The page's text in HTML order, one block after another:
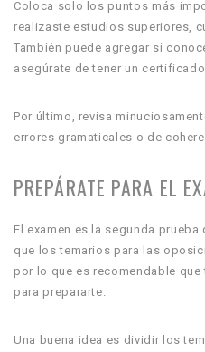
Coloca solo los puntos más
realizaste estudios superiores,
También puede agregar si
asegúrate de tener un certificado.
Por último, revisa
errores gramaticales o de
PREPÁRATE PARA EL
El examen es la segunda prueba
que los temarios para las
por lo que es recomendable
para prepararte.
Una buena idea es dividir los